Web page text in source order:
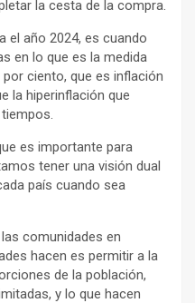
la cesta de la compra.
el año 2024, es cuando
en lo que es la medida
ciento, que es inflación
la hiperinflación que
es importante para
tener una visión dual
país cuando sea
comunidades en
hacen es permitir a la
de la población,
y lo que hacen